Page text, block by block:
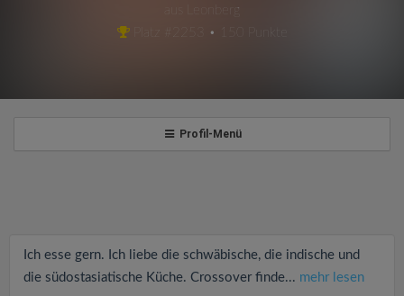
aus Leonberg
Platz #2253 • 150 Punkte
Profil-Menü
Ich esse gern. Ich liebe die schwäbische, die indische und
die südostasiatische Küche. Crossover finde... mehr lesen
a